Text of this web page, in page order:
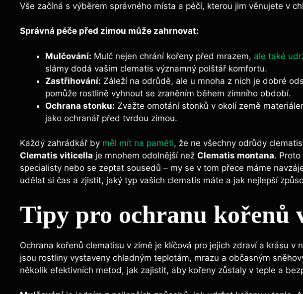
Vše začíná s výběrem správného místa a péčí, kterou jim věnujete v
Správná péče před zimou může zahrnovat:
Mulčování: Mulč nejen chrání kořeny před mrazem, ale také
slámy dodá vašim clematis významný polštář komfortu.
Zastřihování: Záleží na odrůdě, ale u mnoha z nich je dobré
pomůže rostlině vyhnout se zraněním během zimního období.
Ochrana stonku: Zvažte omotání stonků v okolí země
jako ochranář před tvrdou zimou.
Každý zahrádkář by měl mít na paměti, že ne všechny odrůdy
Clematis viticella je mnohem odolnější než Clematis montana.
specialisty nebo se zeptat sousedů – my se v tom přece máme
udělat si čas a zjistit, jaký typ vašich clematis máte a jak nejlepší
Tipy pro ochranu kořenů
Ochrana kořenů clematisu v zimě je klíčová pro jejich zdraví a krásu v
jsou rostliny vystaveny chladným teplotám, mrazu a občasným
několik efektivních metod, jak zajistit, aby kořeny zůstaly v teple a